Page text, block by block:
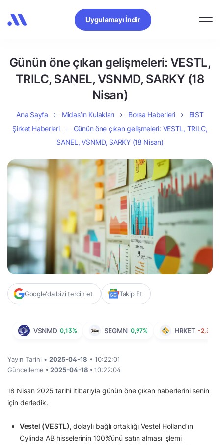
Uygulamayı İndir
Günün öne çıkan gelişmeleri: VESTL,
TRILC, SANEL, VSNMD, SARKY (18
Nisan)
Ana Sayfa Midas’ın Kulakları Borsa Haberleri
BIST
Şirket Haberleri
Günün öne çıkan gelişmeleri: VESTL, TRILC,
SANEL, VSNMD, SARKY (18 Nisan)
Google'da bizi tercih et Takip Et
VSNMD 0,13% SEGMN 0,97% HRKET -2,37%
Yayın Tarihi • 2025-04-18 • 10:22:01
Güncelleme • 2025-04-18 • 10:22:04
18 Nisan 2025 tarihi itibarıyla günün öne çıkan haberlerini senin
için derledik.
Vestel (VESTL), dolaylı bağlı ortaklığı Vestel Holland’ın
Cylinda AB hisselerinin 100%’ünü satın alması işlemi